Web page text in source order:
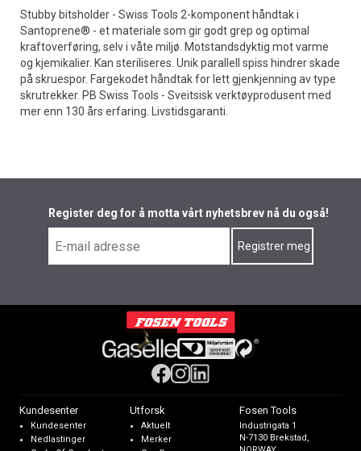
Stubby bitsholder - Swiss Tools 2-komponent håndtak i
Santoprene® - et materiale som gir godt grep og optimal
kraftoverføring, selv i våte miljø. Motstandsdyktig mot varme
og kjemikalier. Kan steriliseres. Unik parallell spiss hindrer skade
på skruespor. Fargekodet håndtak for lett gjenkjenning av type
skrutrekker. PB Swiss Tools - Sveitsisk verktøyprodusent med
mer enn 130 års erfaring. Livstidsgaranti.
Register deg for å motta vårt nyhetsbrev nå du også!
Kundesenter
Kundesenter
Nedlastinger
Utforsk
Aktuelt
Merker
Fosen Tools
Industrigata 1
N-7130 Brekstad,